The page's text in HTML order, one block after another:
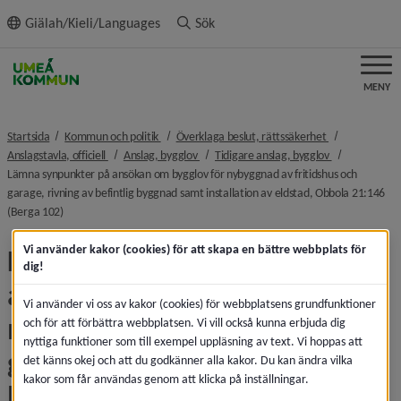
innehållet
Giälah/Kieli/Languages Sök
MENY
Startsida Kommun och politik nivå i brödsmulenavigeringen
Överklaga beslut, rättssäkerhet nivå i
Anslagstavla, officiell
nivå i brödsmulenavigeringen
Anslag, bygglov nivå i brödsmulenavigeringen
Tidigare anslag, bygglov nivå i
Lämna synpunkter på ansökan om bygglov för nybyggnad av fritidshus och
garage, rivning av befintlig byggnad samt installation av eldstad, Obbola 21:146
(Berga 102)nivå i brödsmulenavigeringen
Lämna synpunkter på
ansökan om bygglov för
nybyggnad av fritidshus och
garage, rivning av befintlig
Vi använder kakor (cookies) för att skapa en bättre webbplats för
dig!
Vi använder vi oss av kakor (cookies) för webbplatsens grundfunktioner
och för att förbättra webbplatsen. Vi vill också kunna erbjuda dig
nyttiga funktioner som till exempel uppläsning av text. Vi hoppas att
det känns okej och att du godkänner alla kakor. Du kan ändra vilka
kakor som får användas genom att klicka på inställningar.